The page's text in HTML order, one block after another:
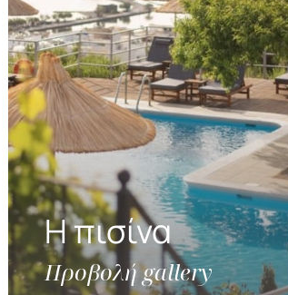
Η πισίνα
Προβολή gallery